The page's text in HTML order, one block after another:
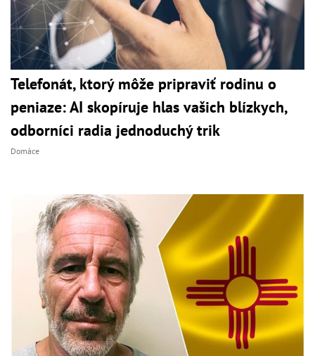
Telefonát, ktorý môže pripraviť rodinu o
peniaze: AI skopíruje hlas vašich blízkych,
odborníci radia jednoduchý trik
Domáce